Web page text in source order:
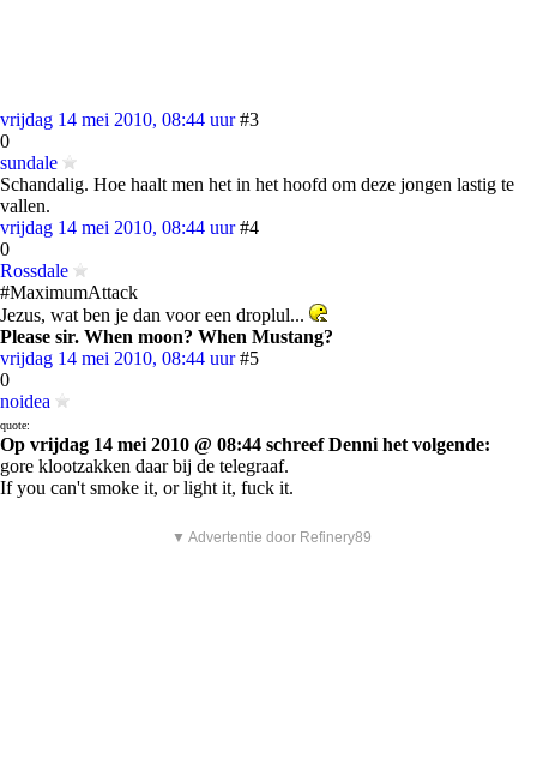
vrijdag 14 mei 2010, 08:44 uur #3
0
sundale
Schandalig. Hoe haalt men het in het hoofd om deze jongen lastig te
vallen.
vrijdag 14 mei 2010, 08:44 uur #4
0
Rossdale
#MaximumAttack
Jezus, wat ben je dan voor een droplul...
Please sir. When moon? When Mustang?
vrijdag 14 mei 2010, 08:44 uur #5
0
noidea
quote:
Op vrijdag 14 mei 2010 @ 08:44 schreef Denni het volgende:
gore klootzakken daar bij de telegraaf.
If you can't smoke it, or light it, fuck it.
▼ Advertentie door Refinery89